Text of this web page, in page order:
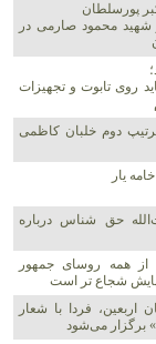
پورسلطان
شهید محمود صارمی در
روی تابوت و تجهیزات
دوم خلبان کاظمی
یار
حق شناس درباره
از همه روسای جمهور
شجاع تر است
اربعین، فردا با شعار
برگزار می‌شود